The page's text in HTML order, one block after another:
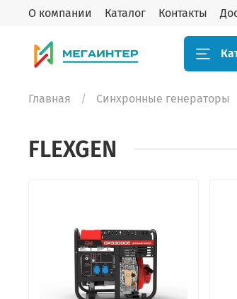
О компании Каталог Контакты
Главная Синхронные генераторы
FLEXGEN